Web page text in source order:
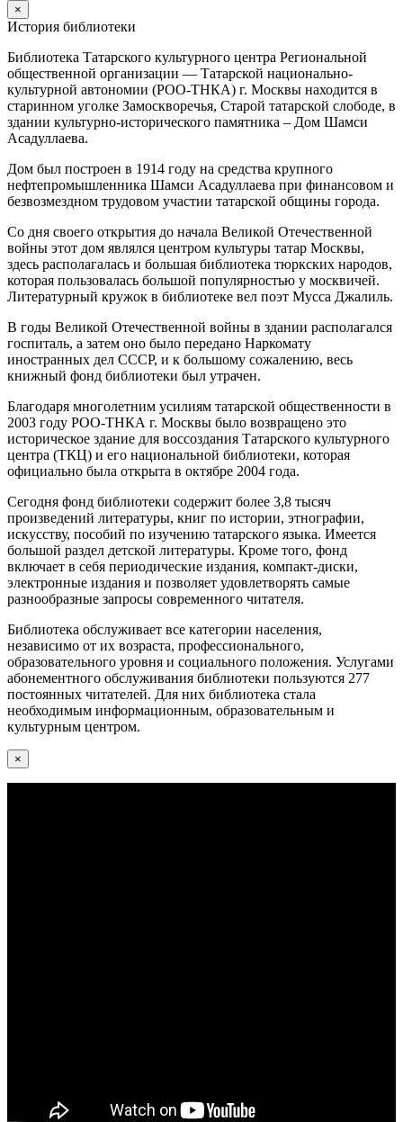
×
История библиотеки
Библиотека Татарского культурного центра Региональной
общественной организации — Татарской национально-
культурной автономии (РОО-ТНКА) г. Москвы находится в
старинном уголке Замоскворечья, Старой татарской слободе, в
здании культурно-исторического памятника – Дом Шамси
Асадуллаева.
Дом был построен в 1914 году на средства крупного
нефтепромышленника Шамси Асадуллаева при финансовом и
безвозмездном трудовом участии татарской общины города.
Со дня своего открытия до начала Великой Отечественной
войны этот дом являлся центром культуры татар Москвы,
здесь располагалась и большая библиотека тюркских народов,
которая пользовалась большой популярностью у москвичей.
Литературный кружок в библиотеке вел поэт Мусса Джалиль.
В годы Великой Отечественной войны в здании располагался
госпиталь, а затем оно было передано Наркомату
иностранных дел СССР, и к большому сожалению, весь
книжный фонд библиотеки был утрачен.
Благодаря многолетним усилиям татарской общественности в
2003 году РОО-ТНКА г. Москвы было возвращено это
историческое здание для воссоздания Татарского культурного
центра (ТКЦ) и его национальной библиотеки, которая
официально была открыта в октябре 2004 года.
Сегодня фонд библиотеки содержит более 3,8 тысяч
произведений литературы, книг по истории, этнографии,
искусству, пособий по изучению татарского языка. Имеется
большой раздел детской литературы. Кроме того, фонд
включает в себя периодические издания, компакт-диски,
электронные издания и позволяет удовлетворять самые
разнообразные запросы современного читателя.
Библиотека обслуживает все категории населения,
независимо от их возраста, профессионального,
образовательного уровня и социального положения. Услугами
абонементного обслуживания библиотеки пользуются 277
постоянных читателей. Для них библиотека стала
необходимым информационным, образовательным и
культурным центром.
×